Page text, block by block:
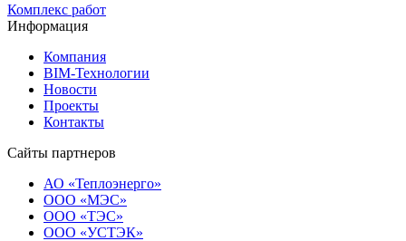
Комплекс работ
Информация
Компания
BIM-Технологии
Новости
Проекты
Контакты
Сайты партнеров
АО «Теплоэнерго»
ООО «МЭС»
ООО «ТЭС»
ООО «УСТЭК»